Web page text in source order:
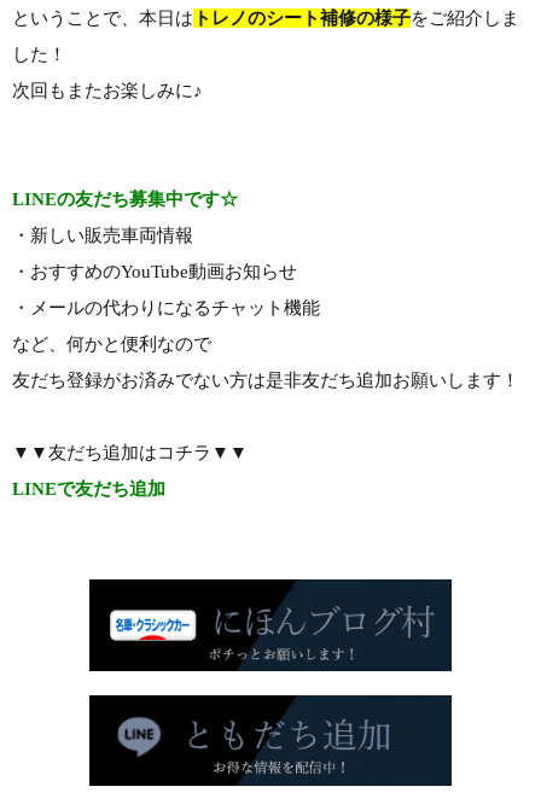
ということで、本日は トレノのシート補修の様子をご紹介しま
した！
次回もまたお楽しみに♪
LINEの友だち募集中です☆
・新しい販売車両情報
・おすすめのYouTube動画お知らせ
・メールの代わりになるチャット機能
など、何かと便利なので
友だち登録がお済みでない方は是非友だち追加お願いします！
▼▼友だち追加はコチラ▼▼
LINEで友だち追加